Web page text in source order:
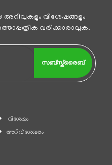
അറിവുകളും വിശേഷങ്ങളും
വരിക്കാരാവുക.
സബ്സ്ക്രൈബ്
വിശേഷം
അറിവ് ശേഖരം